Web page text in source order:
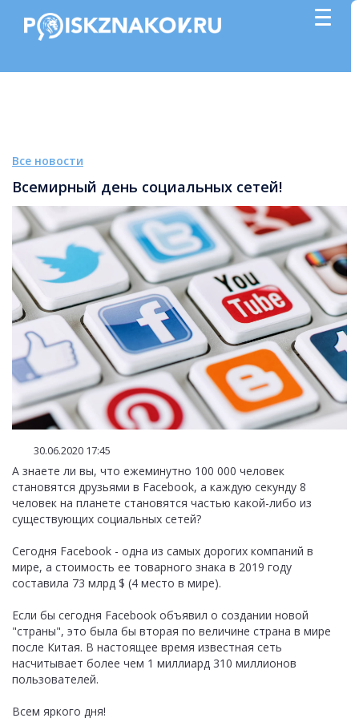
Все новости
Всемирный день социальных сетей!
30.06.2020 17:45
А знаете ли вы, что ежеминутно 100 000 человек
становятся друзьями в Facebook, а каждую секунду 8
человек на планете становятся частью какой-либо из
существующих социальных сетей?
Сегодня Facebook - одна из самых дорогих компаний в
мире, а стоимость ее товарного знака в 2019 году
составила 73 млрд $ (4 место в мире).
Если бы сегодня Facebook объявил о создании новой
"страны", это была бы вторая по величине страна в мире
после Китая. В настоящее время известная сеть
насчитывает более чем 1 миллиард 310 миллионов
пользователей.
Всем яркого дня!